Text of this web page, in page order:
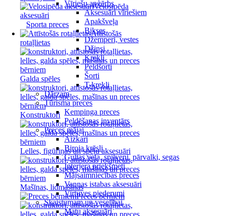
Velosipēda
aksesuāri
Sporta preces
Attīstošās
rotaļlietas
Galda spēles
Konstruktori
Lelles, figūriņas un spēļu aksesuāri
Mašīnas, lidmašīnas
Preces bērniem
Vīriešu apģērbs
Aksesuāri vīriešiem
Apakšveļa
Bikses
Džemperi, vestes
Džinsi
Krekli
Peldšorti
Šorti
T-krekli
Dārzam
Tūrisma preces
Kempinga preces
Peldēšanas inventārs
Preces mājai
Aizkari
Biroja krēsli
Gultas veļa, spilveni, pārvalki, segas
Interjera priekšmeti
Mājsaimniecības preces
Vannas istabas aksesuāri
Virtuves piederumi
Skaistumam un veselībai
Matu aksesuāri